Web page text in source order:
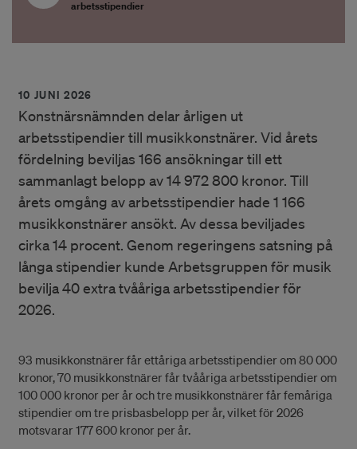
arbetsstipendier
10 JUNI 2026
Konstnärsnämnden delar årligen ut
arbetsstipendier till musikkonstnärer. Vid årets
fördelning beviljas 166 ansökningar till ett
sammanlagt belopp av 14 972 800 kronor. Till
årets omgång av arbetsstipendier hade 1 166
musikkonstnärer ansökt. Av dessa beviljades
cirka 14 procent. Genom regeringens satsning på
långa stipendier kunde Arbetsgruppen för musik
bevilja 40 extra tvååriga arbetsstipendier för
2026.
93 musikkonstnärer får ettåriga arbetsstipendier om 80 000
kronor, 70 musikkonstnärer får tvååriga arbetsstipendier om
100 000 kronor per år och tre musikkonstnärer får femåriga
stipendier om tre prisbasbelopp per år, vilket för 2026
motsvarar 177 600 kronor per år.